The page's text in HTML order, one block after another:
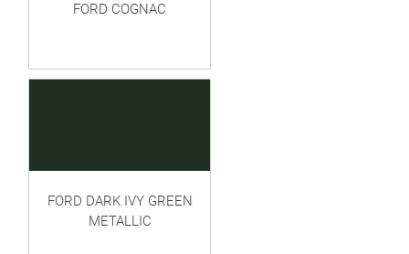
FORD COGNAC
FORD DARK IVY GREEN
METALLIC